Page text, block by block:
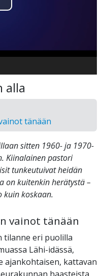
alla
tänään
sitten 1960- ja 1970-
Kiinalainen pastori
tunkeutuivat heidän
on kuitenkin herätystä –
kuin koskaan.
vainot tänään
tilanne eri puolilla
Lähi-idässä,
ajankohtaisen, kattavan